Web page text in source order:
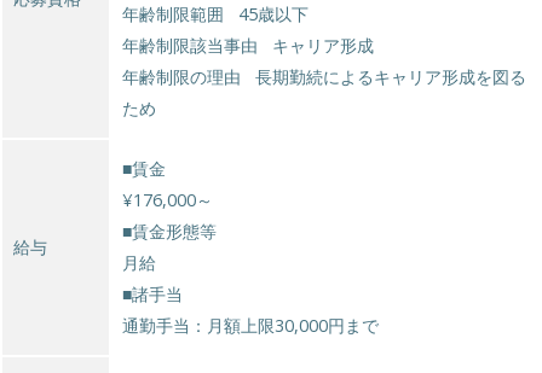
年齢制限範囲 45歳以下
年齢制限該当事由 キャリア形成
年齢制限の理由 長期勤続によるキャリア形成を図る
ため
給与
■賃金
¥176,000～
■賃金形態等
月給
■諸手当
通勤手当：月額上限30,000円まで